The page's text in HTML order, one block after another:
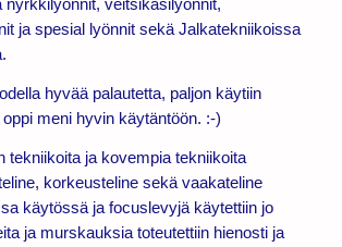
nyrkkilyönnit, veitsikäsilyönnit,
ja spesial lyönnit sekä Jalkatekniikoissa
hyvää palautetta, paljon käytiin
meni hyvin käytäntöön. :-)
tekniikoita ja kovempia tekniikoita
korkeusteline sekä vaakateline
käytössä ja focuslevyjä käytettiin jo
ja murskauksia toteutettiin hienosti ja